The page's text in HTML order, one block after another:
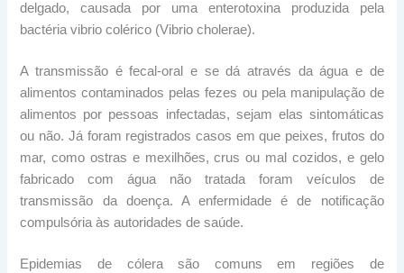
delgado, causada por uma enterotoxina produzida pela
bactéria vibrio colérico (Vibrio cholerae).
A transmissão é fecal-oral e se dá através da água e de
alimentos contaminados pelas fezes ou pela manipulação de
alimentos por pessoas infectadas, sejam elas sintomáticas
ou não. Já foram registrados casos em que peixes, frutos do
mar, como ostras e mexilhões, crus ou mal cozidos, e gelo
fabricado com água não tratada foram veículos de
transmissão da doença. A enfermidade é de notificação
compulsória às autoridades de saúde.
Epidemias de cólera são comuns em regiões de